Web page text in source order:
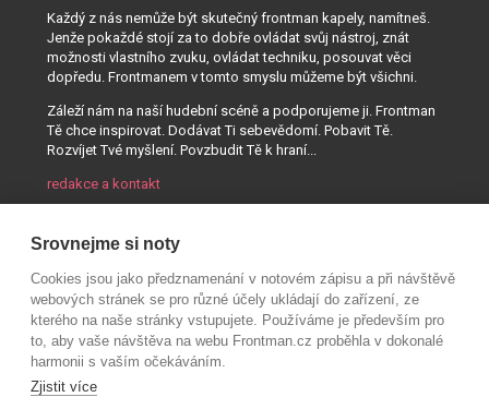
Každý z nás nemůže být skutečný frontman kapely, namítneš.
Jenže pokaždé stojí za to dobře ovládat svůj nástroj, znát
možnosti vlastního zvuku, ovládat techniku, posouvat věci
dopředu. Frontmanem v tomto smyslu můžeme být všichni.
Záleží nám na naší hudební scéně a podporujeme ji. Frontman
Tě chce inspirovat. Dodávat Ti sebevědomí. Pobavit Tě.
Rozvíjet Tvé myšlení. Povzbudit Tě k hraní...
redakce a kontakt
Srovnejme si noty
Cookies jsou jako předznamenání v notovém zápisu a při návštěvě
webových stránek se pro různé účely ukládají do zařízení, ze
kterého na naše stránky vstupujete. Používáme je především pro
to, aby vaše návštěva na webu Frontman.cz proběhla v dokonalé
harmonii s vaším očekáváním.
Zjistit více